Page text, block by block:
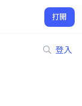
打開
登入